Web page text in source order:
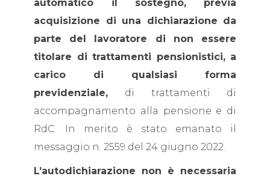
automatico il sostegno,
previa
acquisizione di una dichiarazione da
parte del lavoratore di non essere
titolare di trattamenti pensionistici, a
carico di qualsiasi forma
previdenziale, di trattamenti di
accompagnamento alla pensione e di
RdC. In merito è stato emanato il
messaggio n. 2559 del 24 giugno 2022.
L’autodichiarazione non è necessaria